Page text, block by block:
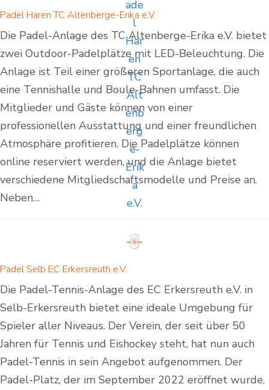
Padel Haren TC Altenberge-Erika e.V.
Die Padel-Anlage des TC Altenberge-Erika e.V. bietet
zwei Outdoor-Padelplätze mit LED-Beleuchtung. Die
Anlage ist Teil einer größeren Sportanlage, die auch
eine Tennishalle und Boule-Bahnen umfasst. Die
Mitglieder und Gäste können von einer
professionellen Ausstattung und einer freundlichen
Atmosphäre profitieren. Die Padelplätze können
online reserviert werden, und die Anlage bietet
verschiedene Mitgliedschaftsmodelle und Preise an.
Neben…
Padel Selb EC Erkersreuth e.V.
Die Padel-Tennis-Anlage des EC Erkersreuth e.V. in
Selb-Erkersreuth bietet eine ideale Umgebung für
Spieler aller Niveaus. Der Verein, der seit über 50
Jahren für Tennis und Eishockey steht, hat nun auch
Padel-Tennis in sein Angebot aufgenommen. Der
Padel-Platz, der im September 2022 eröffnet wurde,